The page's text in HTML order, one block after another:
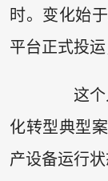
时。变化始
平台正式投运
这个
化转型典型
产设备运行